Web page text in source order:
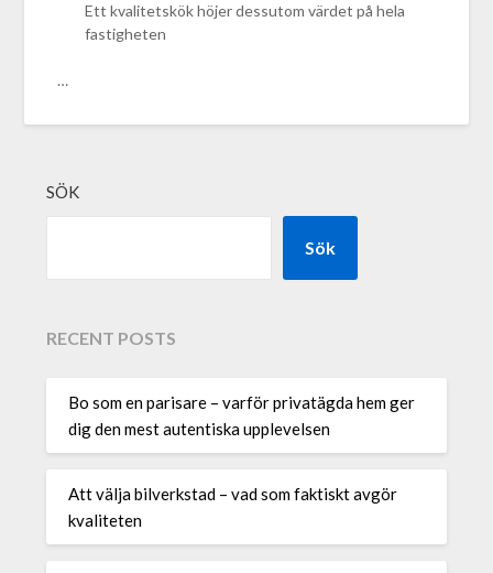
Ett kvalitetskök höjer dessutom värdet på hela
fastigheten
…
SÖK
Sök
RECENT POSTS
Bo som en parisare – varför privatägda hem ger
dig den mest autentiska upplevelsen
Att välja bilverkstad – vad som faktiskt avgör
kvaliteten